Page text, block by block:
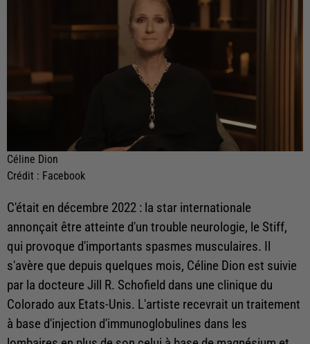
Céline Dion
Crédit : Facebook
C'était en décembre 2022 : la star internationale
annonçait être atteinte d'un trouble neurologie, le Stiff,
qui provoque d'importants spasmes musculaires. Il
s'avère que depuis quelques mois, Céline Dion est suivie
par la docteure Jill R. Schofield dans une clinique du
Colorado aux Etats-Unis. L'artiste recevrait un traitement
à base d'injection d'immunoglobulines dans les